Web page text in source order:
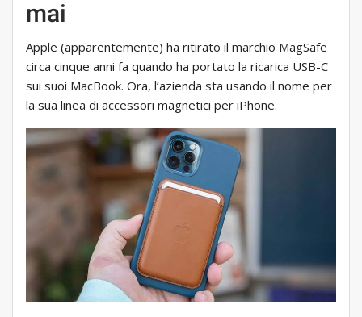
mai
Apple (apparentemente) ha ritirato il marchio MagSafe
circa cinque anni fa quando ha portato la ricarica USB-C
sui suoi MacBook. Ora, l’azienda sta usando il nome per
la sua linea di accessori magnetici per iPhone.